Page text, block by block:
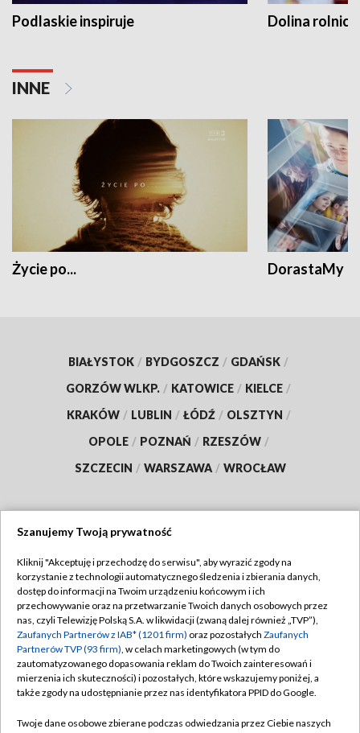
Podlaskie inspiruje Dolina
INNE
Życie po... DorastaMy
BIAŁYSTOK / BYDGOSZCZ / GDAŃSK /
GORZÓW WLKP. / KATOWICE / KIELCE /
KRAKÓW / LUBLIN / ŁÓDŹ / OLSZTYN /
OPOLE / POZNAŃ / RZESZÓW /
SZCZECIN / WARSZAWA / WROCŁAW
TVP
Abonament TVP
Emisja w TVP
Centrum informacji TVP
Naziemna Telewizja Cyfrowa
Regulamin TVP
Polityka prywatności
Moje zgody
Pomoc
Szanujemy Twoją prywatność
Kliknij "Akceptuję i przechodzę do serwisu", aby wyrazić zgody na
korzystanie z technologii automatycznego śledzenia i zbierania danych,
dostęp do informacji na Twoim urządzeniu końcowym i ich
przechowywanie oraz na przetwarzanie Twoich danych osobowych przez
nas, czyli Telewizję Polską S.A. w likwidacji (zwaną dalej również „TVP”),
Zaufanych Partnerów z IAB* (1201 firm) oraz pozostałych Zaufanych
Partnerów TVP (93 firm), w celach marketingowych (w tym do
zautomatyzowanego dopasowania reklam do Twoich zainteresowań i
mierzenia ich skuteczności) i pozostałych, które wskazujemy poniżej, a
także zgody na udostępnianie przez nas identyfikatora PPID do Google.
Twoje dane osobowe zbierane podczas odwiedzania przez Ciebie naszych